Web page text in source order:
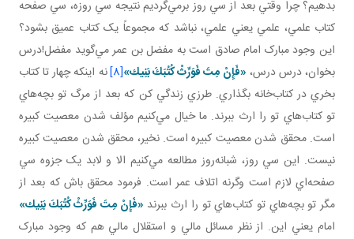
بدهيم؟ چرا وقتي بعد از سي روز برمي‌گرديم نتيجه سي روزه، سي صفحه
کتاب علمي، علمي يعني علمي، نباشد که مجموعاً يک کتاب عميق بشود؟
اين وجود مبارک امام صادق است به مفضل بن عمر مي‌گويد مفضل!درس
بخوان، درس درس، «فَإِنْ مِتَ‏ فَوَرِّثْ‏ كُتُبَكَ‏ بَنِيك‏»[8]
نه اينکه چهار تا کتاب
بخري در کتاب‌خانه بگذاري. طرزي زندگي کن که بعد از مرگ تو بچه‌هاي
تو کتاب‌هاي تو را ارث ببرند. ما خيال مي‌کنيم مؤلف شدن معصيت کبيره
است. محقق شدن معصيت کبيره است. نخير، محقق شدن معصيت کبيره
نيست. اين سي روز، شبانه‌روز مطالعه مي‌کنيم الا و لابد يک جزوه سي
صفحه‌اي لازم است وگرنه اتلاف عمر است. فرمود محقق باش که بعد از
مگر تو بچه‌هاي تو کتاب‌هاي تو را ارث ببرند «فَإِنْ مِتَ‏ فَوَرِّثْ‏ كُتُبَكَ‏ بَنِيك‏»
امام يعني اين. از نظر مسائل مالي و استقلال مالي هم که وجود مبارک